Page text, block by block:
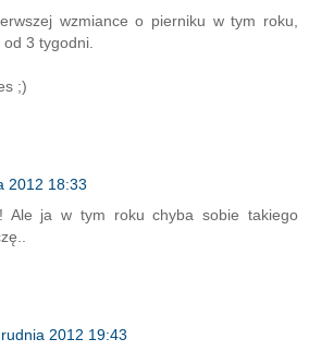
wzmiance o pierniku w tym roku,
3 tygodni.
;)
2012 18:33
Ale ja w tym roku chyba sobie takiego
2012 19:43